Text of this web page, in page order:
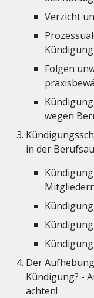
Verzicht
Folgen
wegen
in der
Der
Kündigung? -
achten!